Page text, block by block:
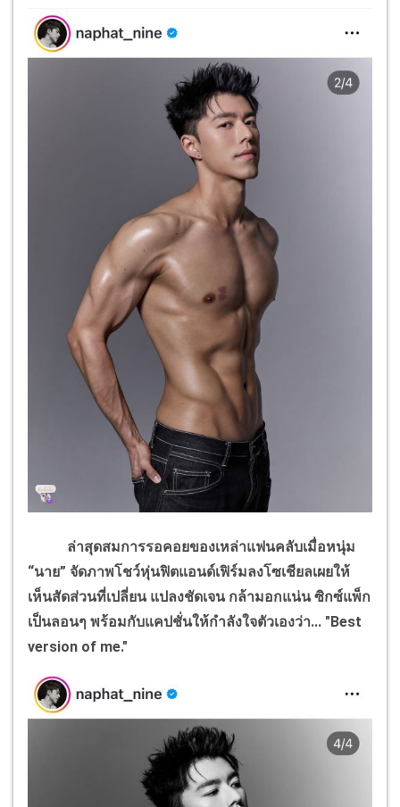
ล่าสุดสมการรอคอยของเหล่าแฟนคลับเมื่อหนุ่ม
“นาย” จัดภาพโชว์หุ่นฟิตแอนด์เฟิร์มลงโซเชียลเผยให้
เห็นสัดส่วนที่เปลี่ยน แปลงชัดเจน กล้ามอกแน่น ซิกซ์แพ็ก
เป็นลอนๆ พร้อมกับแคปชั่นให้กำลังใจตัวเองว่า... "Best
version of me."